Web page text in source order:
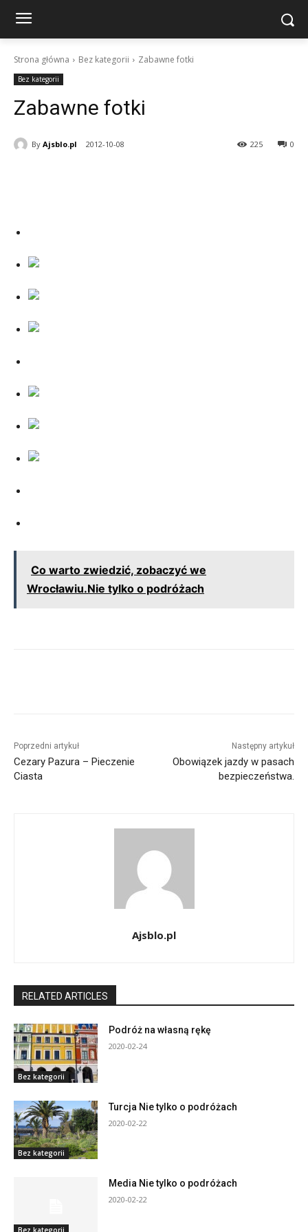
Strona główna Bez kategorii Zabawne fotki
Bez kategorii
Zabawne fotki
By Ajsblo.pl 2012-10-08 0
225
Co warto zwiedzić, zobaczyć we
Wrocławiu.Nie tylko o podróżach
Poprzedni artykuł
Cezary Pazura – Pieczenie
Ciasta
Następny artykuł
Obowiązek jazdy w pasach
bezpieczeństwa.
Ajsblo.pl
RELATED ARTICLES
Bez kategorii
Podróż na własną rękę
2020-02-24
Bez kategorii
Turcja Nie tylko o podróżach
2020-02-22
Bez kategorii
Media Nie tylko o podróżach
2020-02-22